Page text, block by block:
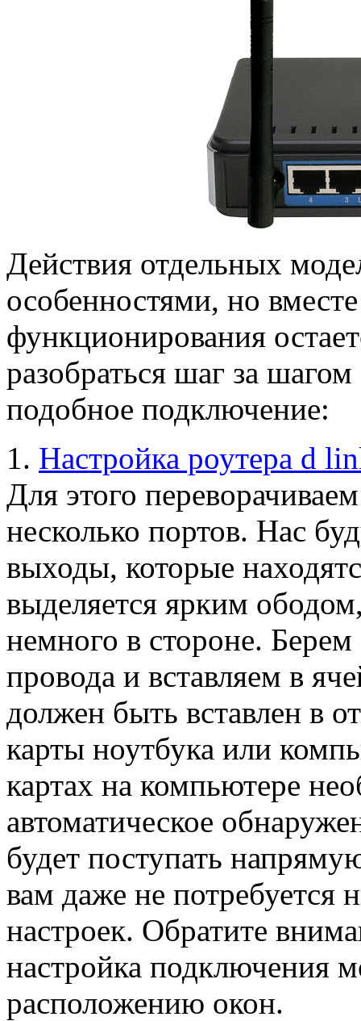
Действия отдельных
особенностями, но
функционирования
разобраться шаг за
подобное подключение:
1. Настройка роутера d
Для этого
несколько портов. Нас
выходы, которые
выделяется ярким
немного в стороне.
провода и вставляем в
должен быть вставлен в
карты ноутбука или
картах на компьютере
автоматическое
будет поступать
вам даже не потребуется
настроек. Обратите
настройка подключения
расположению окон.